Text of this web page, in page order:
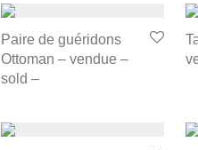
Paire de guéridons
Ottoman – vendue –
sold –